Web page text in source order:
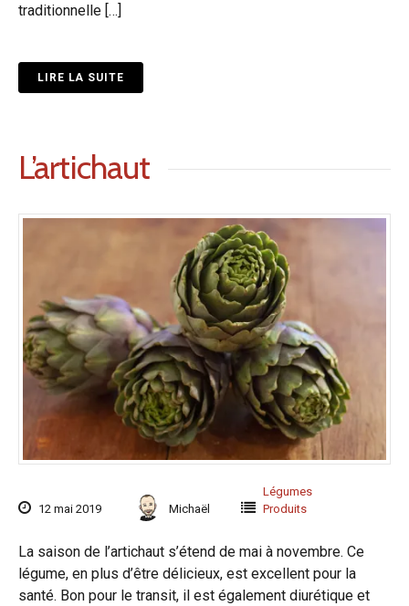
traditionnelle […]
LIRE LA SUITE
L’artichaut
12 mai 2019 Michaël
Légumes
Produits
La saison de l’artichaut s’étend de mai à novembre. Ce
légume, en plus d’être délicieux, est excellent pour la
santé. Bon pour le transit, il est également diurétique et